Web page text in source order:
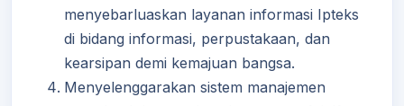
menyebarluaskan layanan informasi Ipteks
di bidang informasi, perpustakaan, dan
kearsipan demi kemajuan bangsa.
Menyelenggarakan sistem manajemen